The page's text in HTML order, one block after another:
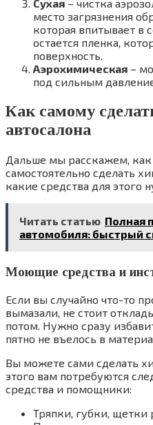
Сухая – чистка
место загрязнения
которая впитывает в
остается пленка,
поверхность.
Аэрохимическая –
под сильным
Как самому
автосалона
Дальше мы расскажем, как
самостоятельно сделать
какие средства для этого
Читать статью Полная
автомобиля: быстрый
Моющие средства и
Если вы случайно что-то
вымазали, не стоит
потом. Нужно сразу
пятно не въелось в
Вы можете сами сделать
этого вам потребуются
средства и помощники:
Тряпки, губки, щетки